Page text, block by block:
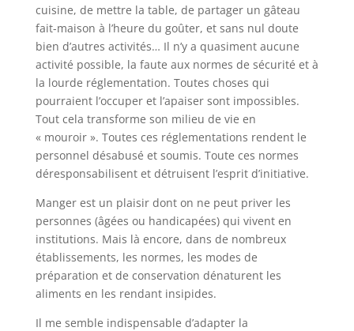
cuisine, de mettre la table, de partager un gâteau
fait-maison à l’heure du goûter, et sans nul doute
bien d’autres activités… Il n’y a quasiment aucune
activité possible, la faute aux normes de sécurité et à
la lourde réglementation. Toutes choses qui
pourraient l’occuper et l’apaiser sont impossibles.
Tout cela transforme son milieu de vie en
« mouroir ». Toutes ces réglementations rendent le
personnel désabusé et soumis. Toute ces normes
déresponsabilisent et détruisent l’esprit d’initiative.
Manger est un plaisir dont on ne peut priver les
personnes (âgées ou handicapées) qui vivent en
institutions. Mais là encore, dans de nombreux
établissements, les normes, les modes de
préparation et de conservation dénaturent les
aliments en les rendant insipides.
Il me semble indispensable d’adapter la